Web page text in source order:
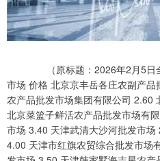
（原标题：2026年2月5
市场 价格 北京京丰岳各庄农副产
农产品批发市场集团有限公司 2.60
北京菜篮子鲜活农产品批发市场有
市场 3.40 天津武清大沙河批发市
4.00 天津市红旗农贸综合批发市场